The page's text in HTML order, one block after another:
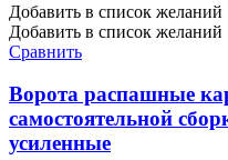
Добавить в список желаний
Добавить в список желаний
Сравнить
Ворота распашные
самостоятельной
усиленные